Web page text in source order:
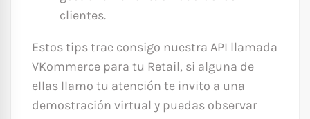
clientes.
Estos tips trae consigo nuestra API llamada
VKommerce para tu Retail, si alguna de
ellas llamo tu atención te invito a una
demostración virtual y puedas observar